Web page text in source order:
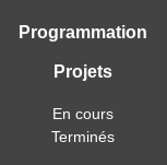
Programmation
Projets
En cours
Terminés